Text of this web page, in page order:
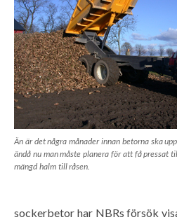
Än är det några månader innan betorna ska
ändå nu man måste planera för att få pressat
mängd halm till råsen.
sockerbetor har NBRs försök